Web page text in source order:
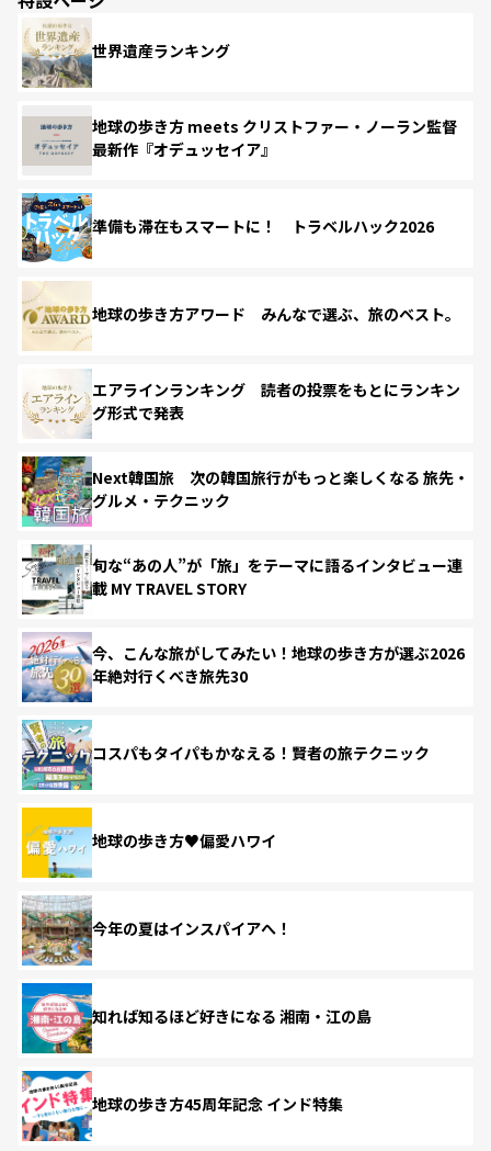
世界遺産ランキング
地球の歩き方 meets クリストファー・ノーラン監督
最新作『オデュッセイア』
準備も滞在もスマートに！ トラベルハック2026
地球の歩き方アワード みんなで選ぶ、旅のベスト。
エアラインランキング 読者の投票をもとにランキン
グ形式で発表
Next韓国旅 次の韓国旅行がもっと楽しくなる 旅先・
グルメ・テクニック
旬な“あの人”が「旅」をテーマに語るインタビュー連
載 MY TRAVEL STORY
今、こんな旅がしてみたい！地球の歩き方が選ぶ2026
年絶対行くべき旅先30
コスパもタイパもかなえる！賢者の旅テクニック
地球の歩き方♥偏愛ハワイ
今年の夏はインスパイアへ！
知れば知るほど好きになる 湘南・江の島
地球の歩き方45周年記念 インド特集